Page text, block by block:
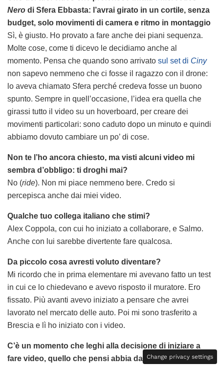
Nero di Sfera Ebbasta: l’avrai girato in un cortile, senza
budget, solo movimenti di camera e ritmo in montaggio
Sì, è giusto. Ho provato a fare anche dei piani sequenza.
Molte cose, come ti dicevo le decidiamo anche al
momento. Pensa che quando sono arrivato sul set di Ciny
non sapevo nemmeno che ci fosse il ragazzo con il drone:
lo aveva chiamato Sfera perché credeva fosse un buono
spunto. Sempre in quell’occasione, l’idea era quella che
girassi tutto il video su un hoverboard, per creare dei
movimenti particolari: sono caduto dopo un minuto e quindi
abbiamo dovuto cambiare un po’ di cose.
Non te l’ho ancora chiesto, ma visti alcuni video mi
sembra d’obbligo: ti droghi mai?
No (ride). Non mi piace nemmeno bere. Credo si
percepisca anche dai miei video.
Qualche tuo collega italiano che stimi?
Alex Coppola, con cui ho iniziato a collaborare, e Salmo.
Anche con lui sarebbe divertente fare qualcosa.
Da piccolo cosa avresti voluto diventare?
Mi ricordo che in prima elementare mi avevano fatto un test
in cui ce lo chiedevano e avevo risposto il muratore. Ero
fissato. Più avanti avevo iniziato a pensare che avrei
lavorato nel mercato delle auto. Poi mi sono trasferito a
Brescia e lì ho iniziato con i video.
C’è un momento che leghi alla decisione di iniziare a
fare video, quello che pensi abbia dato il via a tutto?
Change privacy settings